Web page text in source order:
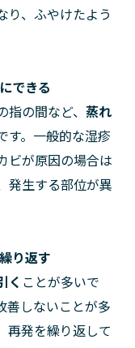
り、ふやけたよう
できる
の間など、 蒸れ
す。一般的な湿疹
ビが原因の場合は
発生する部位が異
り返す
く ことが多いで
善しないことが多
再発を繰り返して